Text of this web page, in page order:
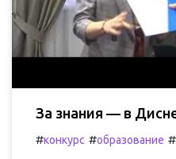
За знания — в
#конкурс #образование #